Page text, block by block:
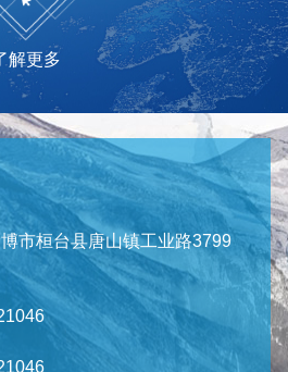
解更多
市桓台县唐山镇工业路3799